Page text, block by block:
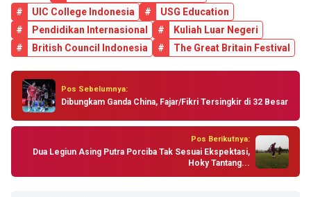
#
UIC College Indonesia #
USG Education
#
Pendidikan Internasional #
Kuliah Luar Negeri
#
British Council Indonesia # The Great Britain Festival
Pos Sebelumnya:
Dibungkam Ganda China, Fajar/Fikri Tersingkir di 32 Besar
Pos Berikutnya:
Dua Legiun Asing Putra Porciba Tak Sesuai Ekspektasi,
Hoky Tantang...